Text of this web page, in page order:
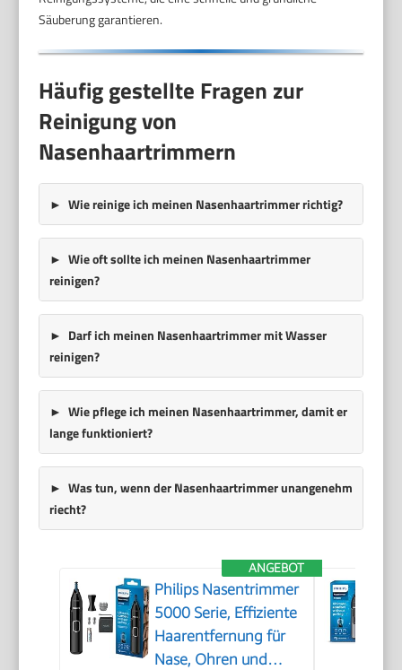
Säuberung garantieren.
Häufig gestellte Fragen zur
Reinigung von
Nasenhaartrimmern
Wie reinige ich meinen Nasenhaartrimmer richtig?
Wie oft sollte ich meinen Nasenhaartrimmer
reinigen?
Darf ich meinen Nasenhaartrimmer mit Wasser
reinigen?
Wie pflege ich meinen Nasenhaartrimmer, damit er
lange funktioniert?
Was tun, wenn der Nasenhaartrimmer unangenehm
riecht?
ANGEBOT
Philips Nasentrimmer
5000 Serie, Effiziente
Haarentfernung für
Nase, Ohren und